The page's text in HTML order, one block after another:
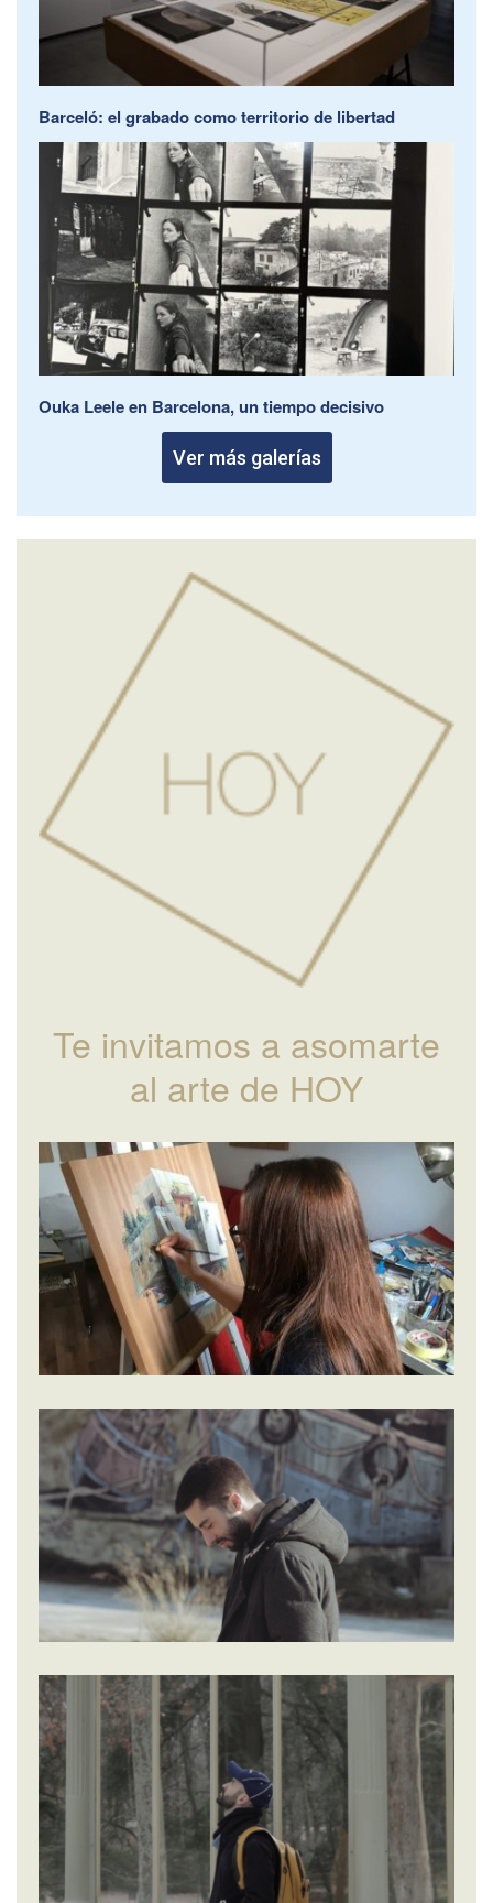
Barceló: el grabado como territorio de libertad
Ouka Leele en Barcelona, un tiempo decisivo
Ver más galerías
Te invitamos a asomarte
al arte de HOY